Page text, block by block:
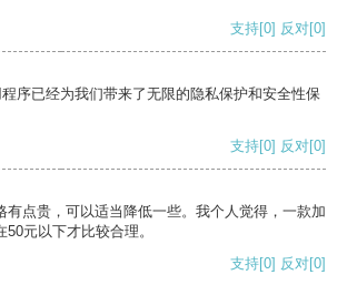
支持[0] 反对[0]
序已经为我们带来了无限的隐私保护和安全性保
支持[0] 反对[0]
有点贵，可以适当降低一些。我个人觉得，一款加
元以下才比较合理。
支持[0] 反对[0]